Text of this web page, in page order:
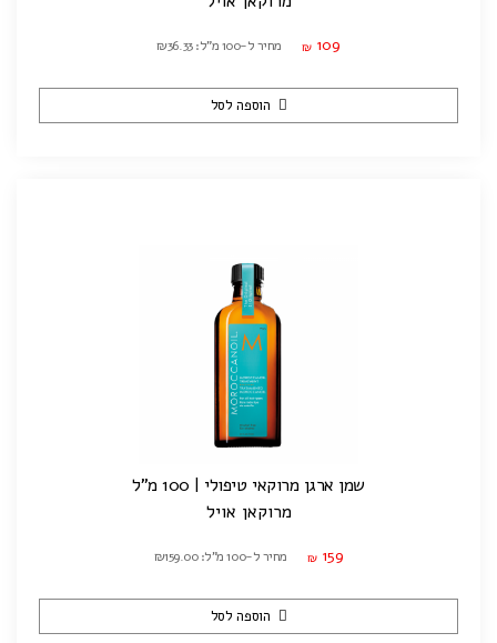
₪ 109 מחיר ל-100 מ"ל: ₪36.33
הוספה לסל
שמן ארגן מרוקאי טיפולי | 100 מ"ל
מרוקאן אויל
₪ 159 מחיר ל-100 מ"ל: ₪159.00
הוספה לסל